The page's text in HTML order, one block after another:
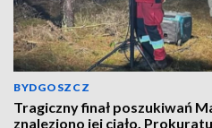
BYDGOSZCZ
Tragiczny finał poszukiwań
znaleziono jej ciało.